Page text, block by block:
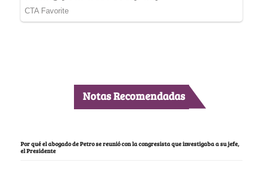
Notas Recomendadas
Por qué el abogado de Petro se reunió con la congresista que investigaba a su jefe,
el Presidente